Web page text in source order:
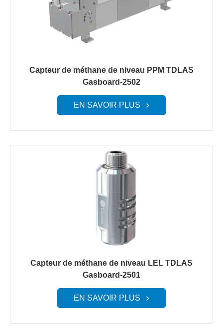
Capteur de méthane de niveau PPM TDLAS
Gasboard-2502
EN SAVOIR PLUS
Capteur de méthane de niveau LEL TDLAS
Gasboard-2501
EN SAVOIR PLUS